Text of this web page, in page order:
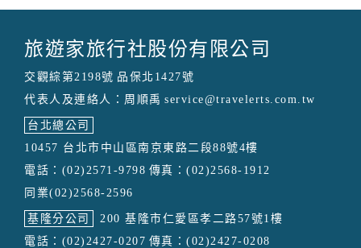
旅遊家旅行社股份有限公司
交觀綜第2198號 品保北1427號
代表人及連絡人：周順禹 service@travelerts.com.tw
台北總公司
10457 台北市中山區南京東路二段88號4樓
電話：(02)2571-9798 傳真：(02)2568-1912
同業(02)2568-2596
基隆分公司
200 基隆市仁愛區孝二路57號1樓
電話：(02)2427-0207 傳真：(02)2427-0208